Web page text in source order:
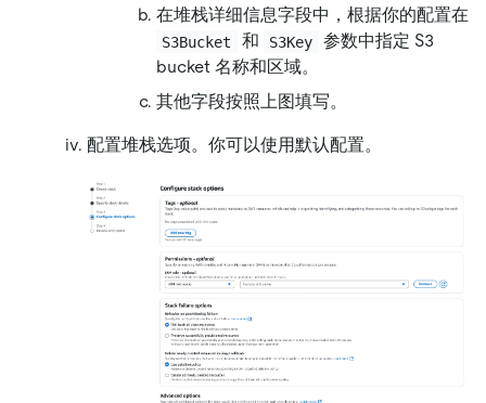
在堆栈详细信息字段中，根据你的配置在
S3Bucket 和 S3Key
参数中指定 S3
bucket 名称和区域。
其他字段按照上图填写。
配置堆栈选项。你可以使用默认配置。